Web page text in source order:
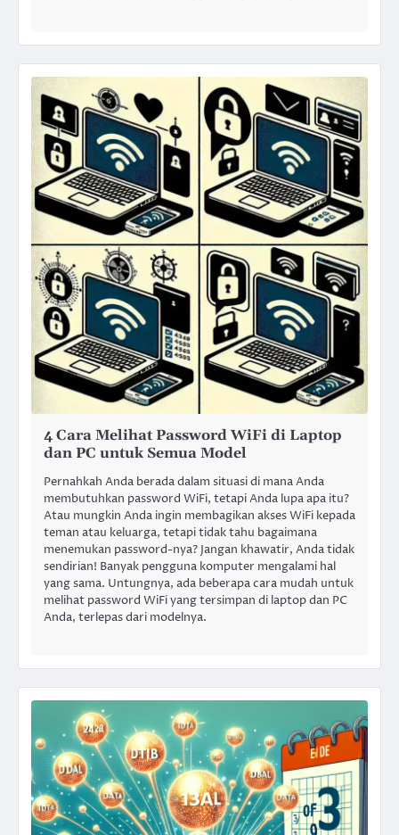
4 Cara Melihat Password WiFi di Laptop
dan PC untuk Semua Model
Pernahkah Anda berada dalam situasi di mana Anda
membutuhkan password WiFi, tetapi Anda lupa apa itu?
Atau mungkin Anda ingin membagikan akses WiFi kepada
teman atau keluarga, tetapi tidak tahu bagaimana
menemukan password-nya? Jangan khawatir, Anda tidak
sendirian! Banyak pengguna komputer mengalami hal
yang sama. Untungnya, ada beberapa cara mudah untuk
melihat password WiFi yang tersimpan di laptop dan PC
Anda, terlepas dari modelnya.